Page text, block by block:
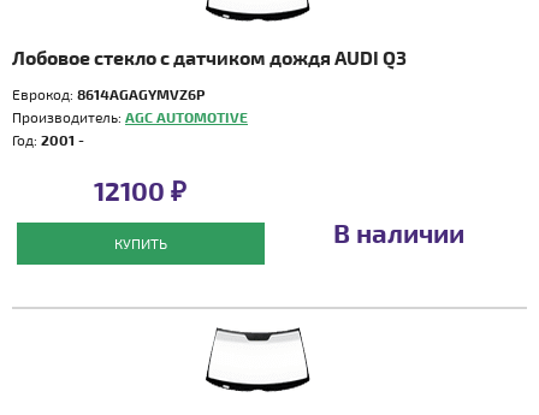
Лобовое стекло с датчиком дождя AUDI Q3
Еврокод: 8614AGAGYMVZ6P
Производитель: AGC AUTOMOTIVE
Год: 2001 -
12100 ₽
КУПИТЬ В наличии